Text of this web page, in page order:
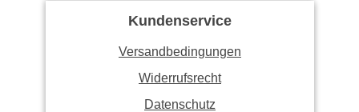
Kundenservice
Versandbedingungen
Widerrufsrecht
Datenschutz